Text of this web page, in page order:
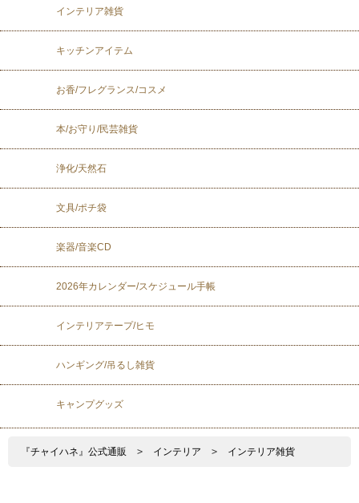
インテリア雑貨
キッチンアイテム
お香/フレグランス/コスメ
本/お守り/民芸雑貨
浄化/天然石
文具/ポチ袋
楽器/音楽CD
2026年カレンダー/スケジュール手帳
インテリアテープ/ヒモ
ハンギング/吊るし雑貨
キャンプグッズ
『チャイハネ』公式通販 > インテリア > インテリア雑貨